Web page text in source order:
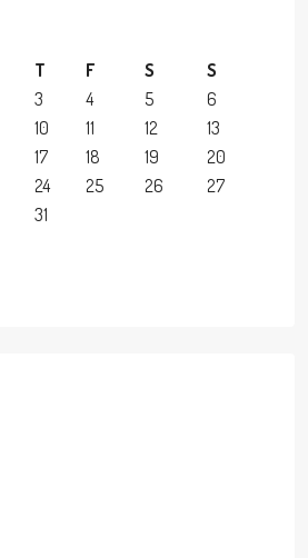
T F S
S
3 4 5
6
10 11 12
13
17 18 19
20
24 25 26
27
31